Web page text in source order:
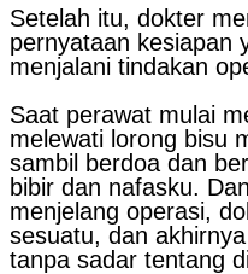
Setelah itu, dokter
pernyataan kesiapan
menjalani tindakan
Saat perawat mulai
melewati lorong bisu
sambil berdoa dan
bibir dan nafasku.
menjelang operasi,
sesuatu, dan
tanpa sadar tentang